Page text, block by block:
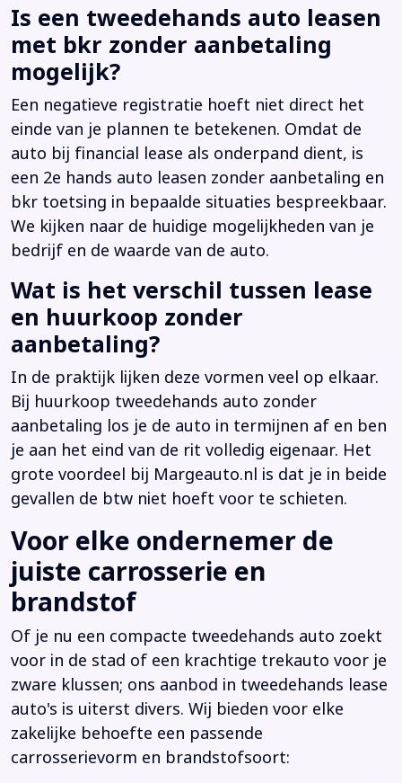
Is een tweedehands auto leasen
met bkr zonder aanbetaling
mogelijk?
Een negatieve registratie hoeft niet direct het
einde van je plannen te betekenen. Omdat de
auto bij financial lease als onderpand dient, is
een 2e hands auto leasen zonder aanbetaling en
bkr toetsing in bepaalde situaties bespreekbaar.
We kijken naar de huidige mogelijkheden van je
bedrijf en de waarde van de auto.
Wat is het verschil tussen lease
en huurkoop zonder
aanbetaling?
In de praktijk lijken deze vormen veel op elkaar.
Bij huurkoop tweedehands auto zonder
aanbetaling los je de auto in termijnen af en ben
je aan het eind van de rit volledig eigenaar. Het
grote voordeel bij Margeauto.nl is dat je in beide
gevallen de btw niet hoeft voor te schieten.
Voor elke ondernemer de
juiste carrosserie en
brandstof
Of je nu een compacte tweedehands auto zoekt
voor in de stad of een krachtige trekauto voor je
zware klussen; ons aanbod in tweedehands lease
auto's is uiterst divers. Wij bieden voor elke
zakelijke behoefte een passende
carrosserievorm en brandstofsoort: